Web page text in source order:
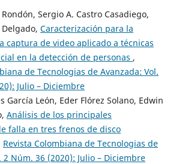
Sergio A. Castro Casadiego,
Caracterización para la
captura de video aplicado a técnicas
en la detección de personas ,
de Tecnologias de Avanzada: Vol.
Julio – Diciembre
García León, Eder Flórez Solano, Edwin
Análisis de los principales
falla en tres frenos de disco
Revista Colombiana de Tecnologias de
2 Núm. 36 (2020): Julio – Diciembre